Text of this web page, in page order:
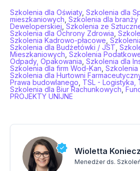
Wioletta
Menedżer ds.
Szkolenia dla Oświaty, Szkolenia dla
mieszkaniowych Szkolenia dla
Deweloperskiej ,Szkolenia ze
Szkolenia dla Ochrony Zdrowia
Szkolenia Kadrowo-płacowe
Szkolenia dla Budżetówki / JST
Mieszkaniowych Szkolenia
Odpady, Opakowania Szkolenia dla
Szkolenia dla firm Wod-Kan
Szkolenia dla Hurtowni
Prawa budowlanego TSL - Logistyka,
Szkolenia dla Biur Rachunkowych,
PROJEKTY UNIJNE